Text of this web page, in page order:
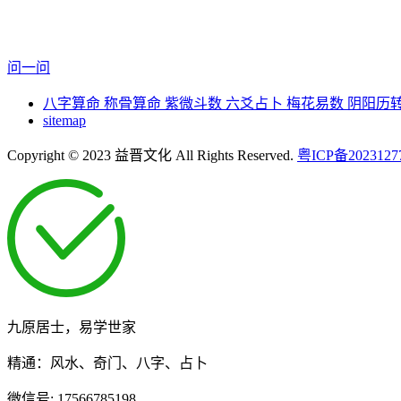
问一问
八字算命 称骨算命 紫微斗数 六爻占卜 梅花易数 阴阳历
sitemap
Copyright © 2023 益晋文化 All Rights Reserved. 粤ICP备
九原居士，易学世家
精通：风水、奇门、八字、占卜